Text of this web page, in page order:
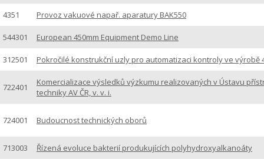
4351 Provoz vakuové napař. aparatury BAK550
544301 European 450mm Equipment Demo Line
312501 Pokročilé konstrukční uzly pro automatizaci kontroly ve výrobě
722401
Komercializace výsledků výzkumu realizovaných v Ústavu
techniky AV ČR, v. v. i.
724001 Budoucnost technických oborů
713003 Řízená evoluce bakterií produkujících polyhydroxyalkanoáty